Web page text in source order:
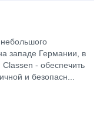
западе Германии, в
- обеспечить
и безопасн...